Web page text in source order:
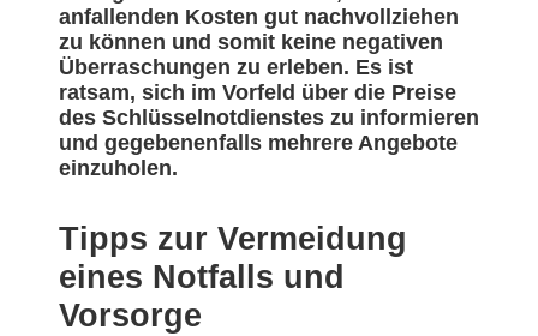
anfallenden Kosten gut nachvollziehen
zu können und somit keine negativen
Überraschungen zu erleben. Es ist
ratsam, sich im Vorfeld über die Preise
des Schlüsselnotdienstes zu informieren
und gegebenenfalls mehrere Angebote
einzuholen.
Tipps zur Vermeidung
eines Notfalls und
Vorsorge